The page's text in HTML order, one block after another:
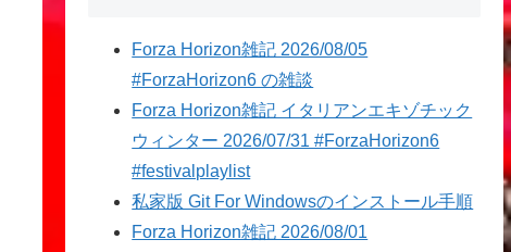
Forza Horizon雑記 2026/08/05
#ForzaHorizon6 の雑談
Forza Horizon雑記 イタリアンエキゾチック
ウィンター 2026/07/31 #ForzaHorizon6
#festivalplaylist
私家版 Git For Windowsのインストール手順
Forza Horizon雑記 2026/08/01